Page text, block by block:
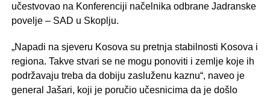
učestvovao na Konferenciji načelnika odbrane Jadranske
povelje – SAD u Skoplju.
„Napadi na sjeveru Kosova su pretnja stabilnosti Kosova i
regiona. Takve stvari se ne mogu ponoviti i zemlje koje ih
podržavaju treba da dobiju zasluženu kaznu“, naveo je
general Jašari, koji je poručio učesnicima da je došlo